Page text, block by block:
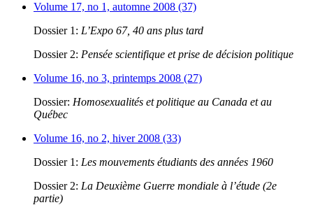
Volume 17, no 1, automne 2008 (37)
Dossier 1: L’Expo 67, 40 ans plus tard
Dossier 2: Pensée scientifique et prise de décision politique
Volume 16, no 3, printemps 2008 (27)
Dossier: Homosexualités et politique au Canada et au
Québec
Volume 16, no 2, hiver 2008 (33)
Dossier 1: Les mouvements étudiants des années 1960
Dossier 2: La Deuxième Guerre mondiale à l’étude (2e
partie)